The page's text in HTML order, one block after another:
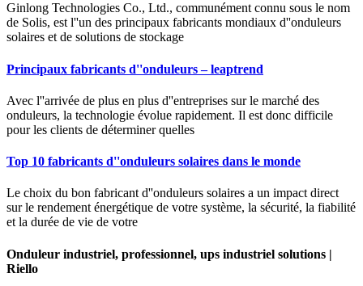
Ginlong Technologies Co., Ltd., communément connu sous le nom
de Solis, est l''un des principaux fabricants mondiaux d''onduleurs
solaires et de solutions de stockage
Principaux fabricants d''onduleurs – leaptrend
Avec l''arrivée de plus en plus d''entreprises sur le marché des
onduleurs, la technologie évolue rapidement. Il est donc difficile
pour les clients de déterminer quelles
Top 10 fabricants d''onduleurs solaires dans le monde
Le choix du bon fabricant d''onduleurs solaires a un impact direct
sur le rendement énergétique de votre système, la sécurité, la fiabilité
et la durée de vie de votre
Onduleur industriel, professionnel, ups industriel solutions |
Riello